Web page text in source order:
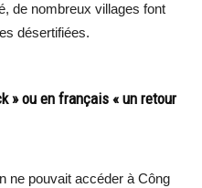
de nombreux villages font
désertifiées.
» ou en français « un retour
ne pouvait accéder à Công